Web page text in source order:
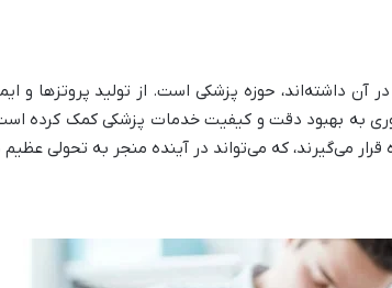
آن داشته‌اند، حوزه پزشکی است. از تولید پروتز‌ها و
به بهبود دقت و کیفیت خدمات پزشکی کمک کرده
می‌گیرند، که می‌تواند در آینده منجر به تحولی